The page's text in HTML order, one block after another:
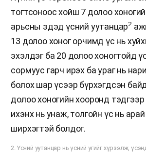
тогтсоноос хойш 7 долоо
арьсны эдэд үсний уутанцар2
13 долоо хоног орчимд үс нь
эхэлдэг ба 20 долоо хоногтойд
сормуус гарч ирэх ба ураг нь
болох шар үсээр бүрхэгдсэн
долоо хоногийн хооронд
ихэнх нь унаж, толгойн үс нь
ширхэгтэй болдог.
2. Үсний уутанцар нь үсний угийг хүрээлж,